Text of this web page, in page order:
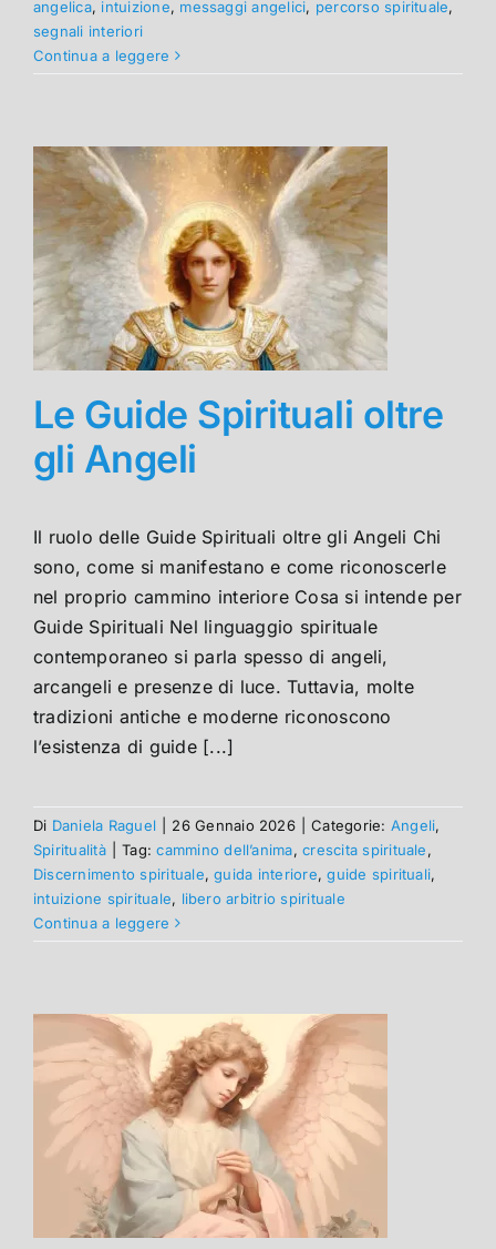
angelica, intuizione, messaggi angelici, percorso spirituale,
segnali interiori
Continua a leggere
Le Guide Spirituali oltre
gli Angeli
Il ruolo delle Guide Spirituali oltre gli Angeli Chi
sono, come si manifestano e come riconoscerle
nel proprio cammino interiore Cosa si intende per
Guide Spirituali Nel linguaggio spirituale
contemporaneo si parla spesso di angeli,
arcangeli e presenze di luce. Tuttavia, molte
tradizioni antiche e moderne riconoscono
l’esistenza di guide [...]
Di Daniela Raguel 26 Gennaio 2026 Categorie: Angeli,
Spiritualità
Tag:cammino dell’anima,crescita spirituale,
Discernimento spirituale,guida interiore,guide spirituali,
intuizione spirituale, libero arbitrio spirituale
Continua a leggere